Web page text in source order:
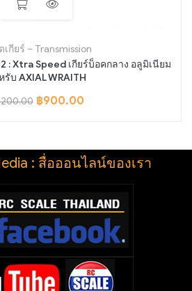
เกียร์ – Transmission
: Xtra Speed เกียร์บ็อคกลาง อลูมิเนียม
รับ AXIAL WRAITH
฿900.00
: สื่อออนไลน์ของเรา